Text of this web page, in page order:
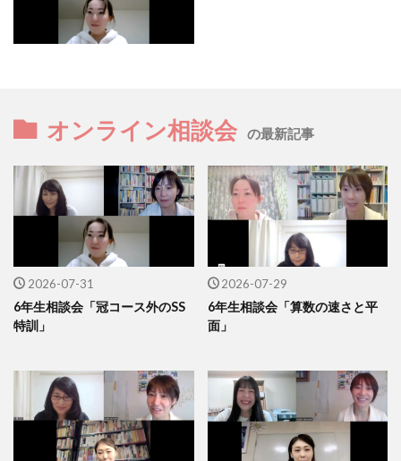
オンライン相談会 の最新記事
2026-07-31
6年生相談会「冠コース外のSS
特訓」
2026-07-29
6年生相談会「算数の速さと平
面」